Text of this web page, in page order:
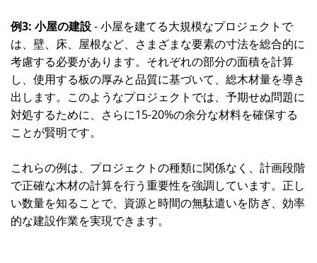
例3: 小屋の建設- 小屋を建てる大規模なプロジェクトで
は、壁、床、屋根など、さまざまな要素の寸法を総合的に
考慮する必要があります。それぞれの部分の面積を計算
し、使用する板の厚みと品質に基づいて、総木材量を導き
出します。このようなプロジェクトでは、予期せぬ問題に
対処するために、さらに15-20%の余分な材料を確保する
ことが賢明です。
これらの例は、プロジェクトの種類に関係なく、計画段階
で正確な木材の計算を行う重要性を強調しています。正し
い数量を知ることで、資源と時間の無駄遣いを防ぎ、効率
的な建設作業を実現できます。